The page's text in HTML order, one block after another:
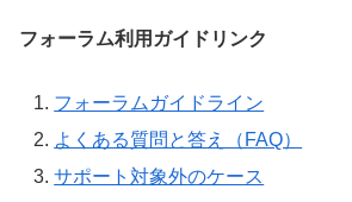
フォーラム利用ガイドリンク
フォーラムガイドライン
よくある質問と答え（FAQ）
サポート対象外のケース